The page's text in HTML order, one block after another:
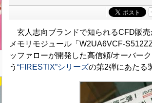
玄人志向ブランドで知られるCFD販
メモリモジュール「W2UA6VCF-
ッファローが開発した高信頼/オーバー
う “FIRESTIX”シリーズの第2弾にあたる